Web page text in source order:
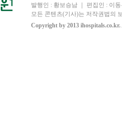
발행인 : 황보승남 ｜ 편집인 : 이
모든 콘텐츠(기사)는 저작권법의
Copyright by 2013 ihospitals.co.kr.